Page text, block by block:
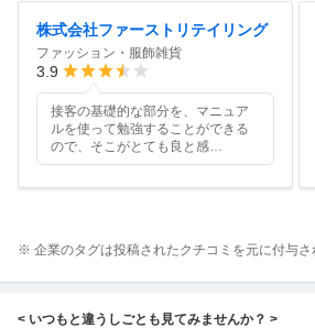
株式会社ファーストリテイリング
ファッション・服飾雑貨
3.9
接客の基礎的な部分を、マニュア
ルを使って勉強することができる
ので、そこがとても良と感
※ 企業のタグは投稿されたクチコミを元に付与さ
< いつもと違うしごとも見てみませんか？ >